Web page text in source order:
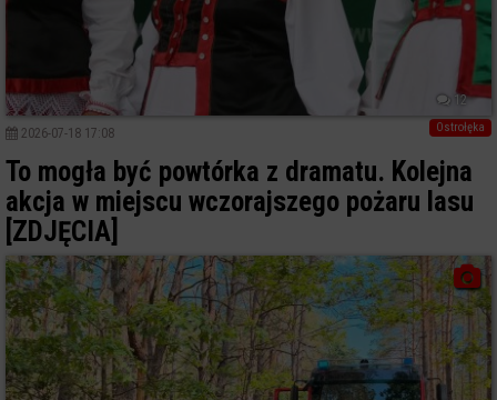
12
Ostrołęka
2026-07-18 17:08
To mogła być powtórka z dramatu. Kolejna
akcja w miejscu wczorajszego pożaru lasu
[ZDJĘCIA]